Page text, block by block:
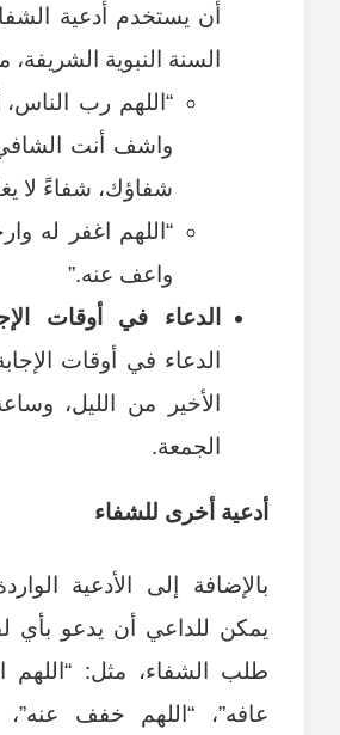
أن يستخدم أدعية
السنة النبوية الشريفة،
“اللهم رب
واشف أنت
شفاؤك، شفاءً لا
“اللهم اغفر له
واعف عنه.”
الدعاء في أوقات
الدعاء في أوقات
الأخير من الليل،
الجمعة.
أدعية أخرى للشفاء
بالإضافة إلى الأدعية
يمكن للداعي أن يدعو بأي
طلب الشفاء، مثل: “اللهم
عافه”، “اللهم خفف